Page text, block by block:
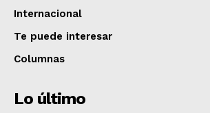
Internacional
Te puede interesar
Columnas
Lo último